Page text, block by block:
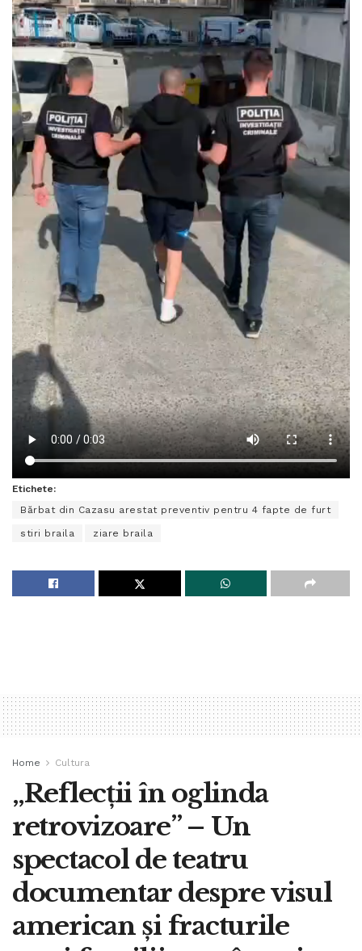
Etichete:
Bărbat din Cazasu arestat preventiv pentru 4 fapte de furt
stiri braila ziare braila
Home Cultura
„Reflecții în oglinda
retrovizoare” – Un
spectacol de teatru
documentar despre visul
american și fracturile